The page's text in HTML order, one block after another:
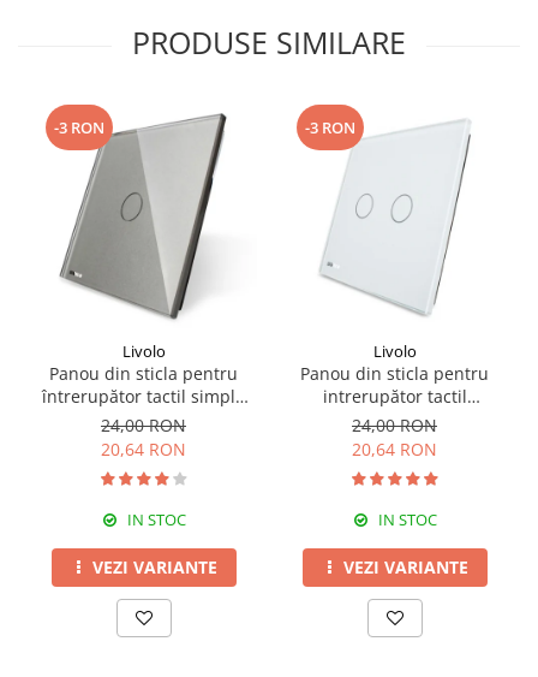
PRODUSE SIMILARE
-3 RON
Livolo
Panou din sticla pentru
întrerupător tactil simplu
Livolo
24,00 RON
20,64 RON
IN STOC
VEZI VARIANTE
-3 RON
Livolo
Panou din sticla pentru
intrerupător tactil
dublu,Livolo
24,00 RON
20,64 RON
IN STOC
VEZI VARIANTE